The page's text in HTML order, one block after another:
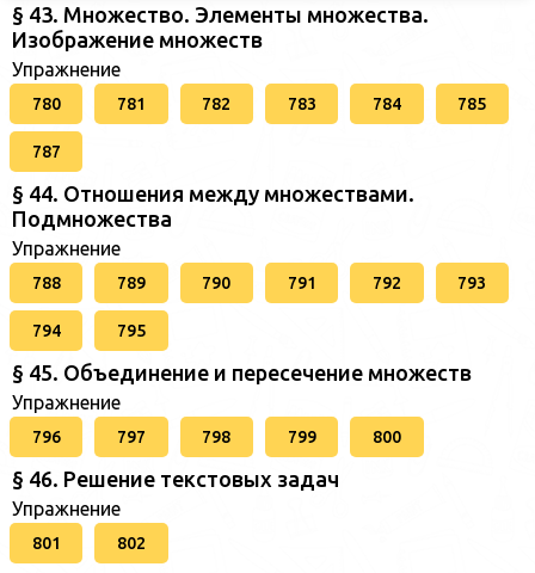
§ 43. Множество. Элементы множества.
Изображение множеств
Упражнение
780 781 782 783 784 785
787
§ 44. Отношения между множествами.
Подмножества
Упражнение
788 789 790 791 792 793
794 795
§ 45. Объединение и пересечение множеств
Упражнение
796 797 798 799 800
§ 46. Решение текстовых задач
Упражнение
801 802